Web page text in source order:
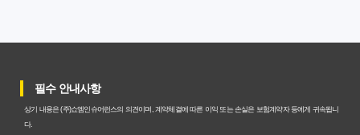
갱신형 암보험과 비갱신형, 어떤 차이가 있을까? 내게 맞는
암보험비갱신형, 평생 고정 보험료의 숨겨진 가치와 현명한
선택 기준
필수 안내사항
상기 내용은 (주)쇼엠인슈어런스의 의견이며, 계약체결에 따른 이익 또는 손실은 보험계약자 등에게 귀속됩니
다.